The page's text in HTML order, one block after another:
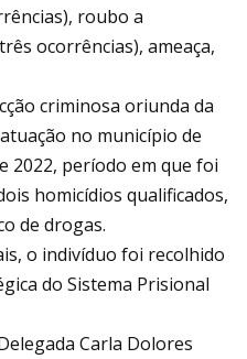
roubo a
ocorrências), ameaça,
criminosa oriunda da
no município de
2022, período em que foi
homicídios qualificados,
de drogas.
o indivíduo foi recolhido
do Sistema Prisional
Carla Dolores